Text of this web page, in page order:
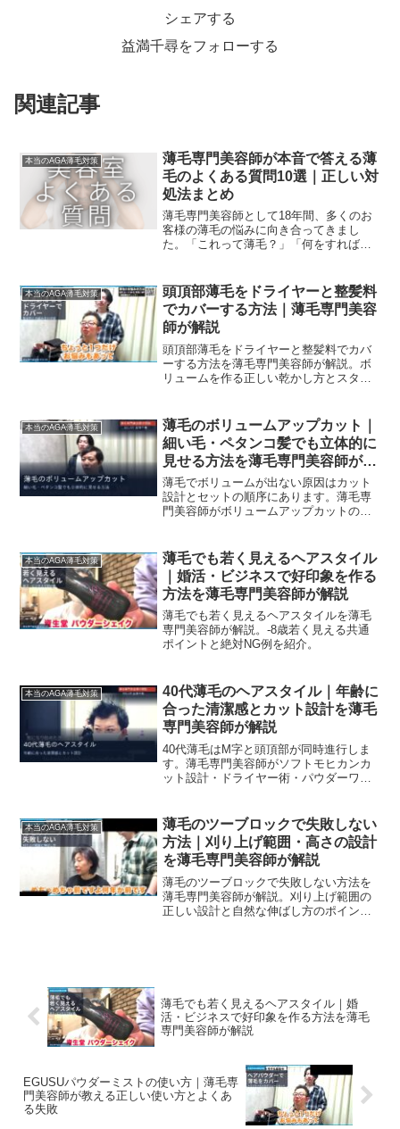
シェアする
益満千尋をフォローする
関連記事
本当のAGA薄毛対策
薄毛専門美容師が本音で答える薄
毛のよくある質問10選｜正しい対
処法まとめ
薄毛専門美容師として18年間、多くのお
客様の薄毛の悩みに向き合ってきまし
た。「これって薄毛？」「何をすればい
正直にまとめました。📱 RELIVEに無料
相談する薄毛の悩み...
本当のAGA薄毛対策
頭頂部薄毛をドライヤーと整髪料
でカバーする方法｜薄毛専門美容
師が解説
頭頂部薄毛をドライヤーと整髪料でカバ
ーする方法を薄毛専門美容師が解説。ボ
リュームを作る正しい乾かし方とスタイ
本当のAGA薄毛対策
薄毛のボリュームアップカット｜
細い毛・ペタンコ髪でも立体的に
見せる方法を薄毛専門美容師が解
説
薄毛でボリュームが出ない原因はカット
設計とセットの順序にあります。薄毛専
門美容師がボリュームアップカットの設
す。
本当のAGA薄毛対策
薄毛でも若く見えるヘアスタイル
｜婚活・ビジネスで好印象を作る
方法を薄毛専門美容師が解説
薄毛でも若く見えるヘアスタイルを薄毛
専門美容師が解説。-8歳若く見える共通
ポイントと絶対NG例を紹介。
本当のAGA薄毛対策
40代薄毛のヘアスタイル｜年齢に
合った清潔感とカット設計を薄毛
専門美容師が解説
40代薄毛はM字と頭頂部が同時進行しま
す。薄毛専門美容師がソフトモヒカンカ
ット設計・ドライヤー術・パウダーワッ
本当のAGA薄毛対策
薄毛のツーブロックで失敗しない
方法｜刈り上げ範囲・高さの設計
を薄毛専門美容師が解説
薄毛のツーブロックで失敗しない方法を
薄毛専門美容師が解説。刈り上げ範囲の
正しい設計と自然な伸ばし方のポイント
薄毛でも若く見えるヘアスタイル｜婚
活・ビジネスで好印象を作る方法を薄毛
専門美容師が解説
EGUSUパウダーミストの使い方｜薄毛専
門美容師が教える正しい使い方とよくあ
る失敗